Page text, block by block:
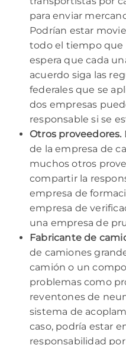
para enviar
Podrían estar
todo el tiempo que
espera que cada
acuerdo siga las
federales que se
dos empresas
responsable si se
Otros proveedores.
de la empresa de
muchos otros
compartir la
empresa de
empresa de
una empresa de
Fabricante de
de camiones
camión o un
problemas como
reventones de
sistema de
caso, podría estar
responsabilidad